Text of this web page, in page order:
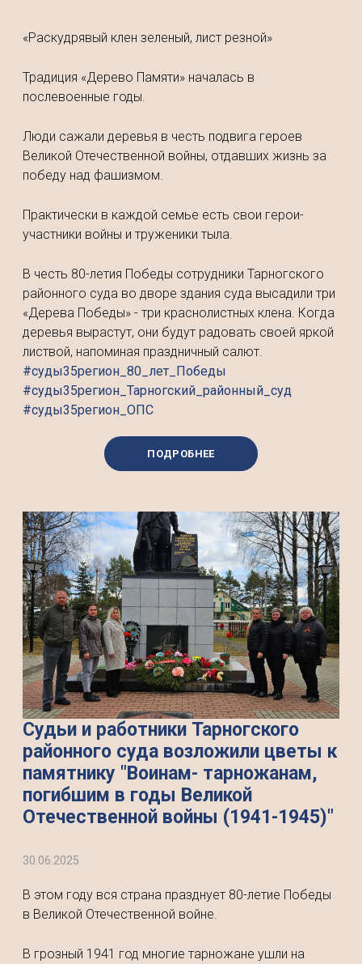
«Раскудрявый клен зеленый, лист резной»
Традиция «Дерево Памяти» началась в
послевоенные годы.
Люди сажали деревья в честь подвига героев
Великой Отечественной войны, отдавших жизнь за
победу над фашизмом.
Практически в каждой семье есть свои герои-
участники войны и труженики тыла.
В честь 80-летия Победы сотрудники Тарногского
районного суда во дворе здания суда высадили три
«Дерева Победы» - три краснолистных клена. Когда
деревья вырастут, они будут радовать своей яркой
листвой, напоминая праздничный салют.
#суды35регион_80_лет_Победы
#суды35регион_Тарногский_районный_суд
#суды35регион_ОПС
ПОДРОБНЕЕ
Судьи и работники Тарногского
районного суда возложили цветы к
памятнику "Воинам- тарножанам,
погибшим в годы Великой
Отечественной войны (1941-1945)"
30.06.2025
В этом году вся страна празднует 80-летие Победы
в Великой Отечественной войне.
В грозный 1941 год многие тарножане ушли на